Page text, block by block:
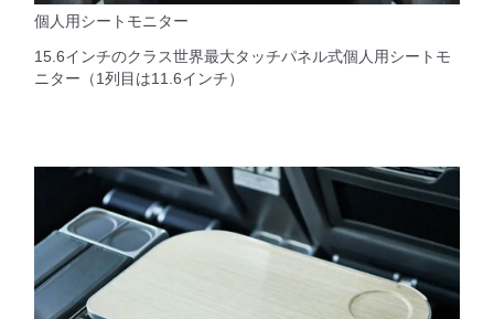
個人用シートモニター
15.6インチのクラス世界最大タッチパネル式個人用シートモ
ニター（1列目は11.6インチ）